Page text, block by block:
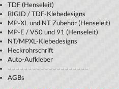
TDF (Henseleit)
RIGID / TDF-Klebedesigns
MP-XL und NT Zubehör (Henseleit)
MP-E / V50 und 91 (Henseleit)
NT/MPXL-Klebedesigns
Heckrohrschrift
Auto-Aufkleber
====================
AGBs